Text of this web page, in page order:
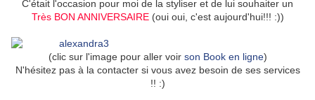
C'était l'occasion pour moi de la styliser et de lui souhaiter un
Très BON ANNIVERSAIRE(oui oui, c'est aujourd'hui!!! :))
(clic sur l'image pour aller voir son Book en ligne)
N'hésitez pas à la contacter si vous avez besoin de ses services
!! :)